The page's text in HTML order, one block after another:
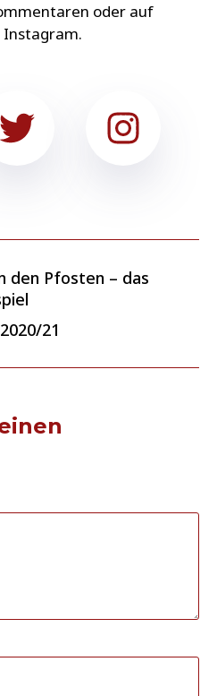
oder auf
Instagram.
den Pfosten – das
21